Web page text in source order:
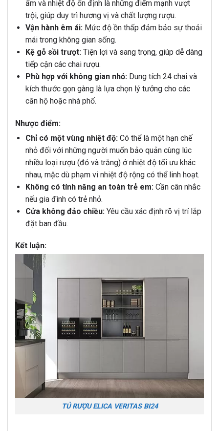
ẩm và nhiệt độ ổn định là những điểm mạnh vượt
trội, giúp duy trì hương vị và chất lượng rượu.
Vận hành êm ái:Mức độ ồn thấp đảm bảo sự thoải
mái trong không gian sống.
Kệ gỗ sồi trượt:Tiện lợi và sang trọng, giúp dễ dàng
tiếp cận các chai rượu.
Phù hợp với không gian nhỏ:Dung tích 24 chai và
kích thước gọn gàng là lựa chọn lý tưởng cho các
căn hộ hoặc nhà phố.
Nhược điểm:
Chỉ có một vùng nhiệt độ:Có thể là một hạn chế
nhỏ đối với những người muốn bảo quản cùng lúc
nhiều loại rượu (đỏ và trắng) ở nhiệt độ tối ưu khác
nhau, mặc dù phạm vi nhiệt độ rộng có thể linh hoạt.
Không có tính năng an toàn trẻ em:Cần cân nhắc
nếu gia đình có trẻ nhỏ.
Cửa không đảo chiều:Yêu cầu xác định rõ vị trí lắp
đặt ban đầu.
Kết luận:
TỦ RƯỢU ELICA VERITAS BI24